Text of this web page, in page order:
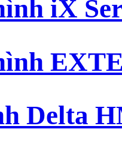
iX
Delta